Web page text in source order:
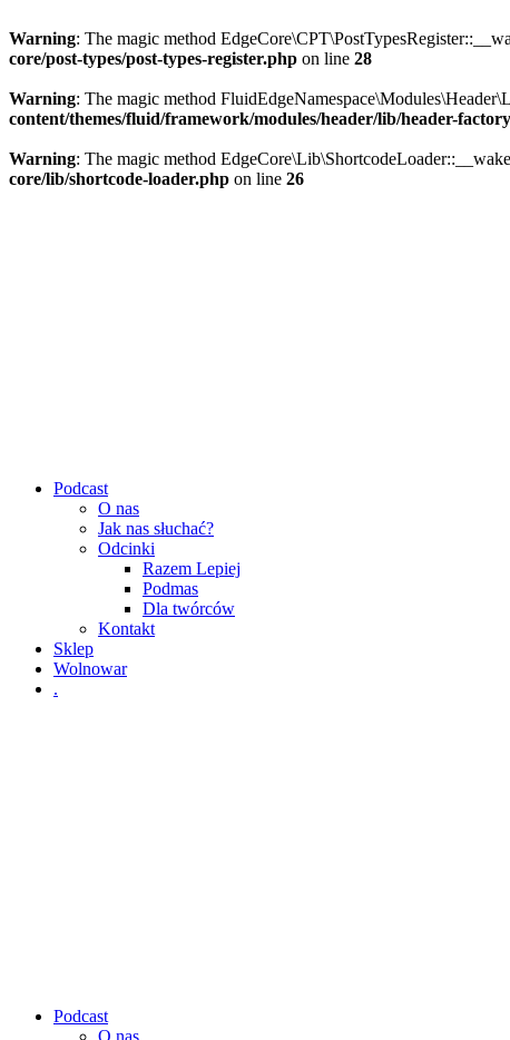
Warning: The magic method
core/post-types/post-types-register.php on line 28
Warning: The magic method
content/themes/fluid/framework/modules/header/lib/header-
Warning: The magic method
core/lib/shortcode-loader.php on line 26
Podcast
O nas
Jak nas słuchać?
Odcinki
Razem Lepiej
Podmas
Dla twórców
Kontakt
Sklep
Wolnowar
.
Podcast
O nas